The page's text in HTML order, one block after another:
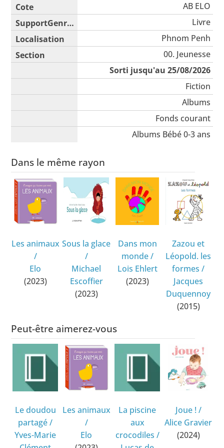
AB ELO
Livre
Phnom Penh
00. Jeunesse
Sorti jusqu'au 25/08/2026
Fiction
Albums
Fonds courant
Albums Bébé 0-3 ans
Dans le même rayon
Les animaux
/
Elo
(2023)
Sous la glace
/
Michael
Escoffier
(2023)
Dans mon
monde/
Lois Ehlert
(2023)
Zazou et
Léopold. les
formes /
Jacques
Duquennoy
(2015)
Peut-être aimerez-vous
Le doudou
partagé/
Yves-Marie
Les animaux
/
Elo
La piscine
aux
crocodiles /
Joue ! /
Alice Gravier
(2024)